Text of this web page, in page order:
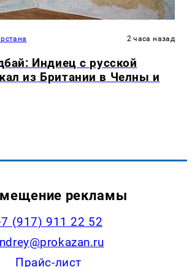
2 часа назад
Индиец с русской
из Британии в Челны и
рекламы
(917) 911 22 52
Прайс-лист